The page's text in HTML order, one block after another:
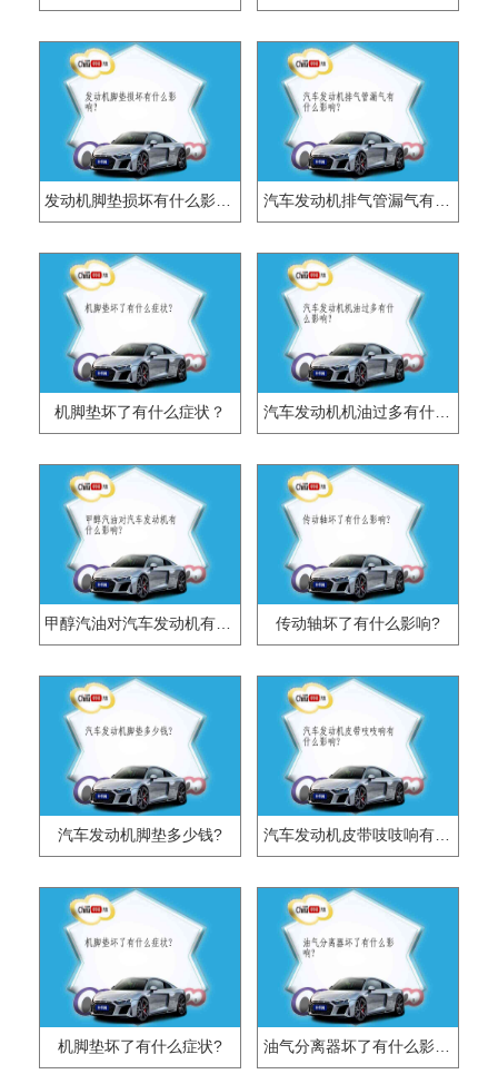
发动机脚垫损坏有什么影响？ 汽车发动机排气管漏气有什么影响？
机脚垫坏了有什么症状？ 汽车发动机机油过多有什么影响？
甲醇汽油对汽车发动机有什么影响? 传动轴坏了有什么影响?
汽车发动机脚垫多少钱? 汽车发动机皮带吱吱响有什么影响?
机脚垫坏了有什么症状? 油气分离器坏了有什么影响?